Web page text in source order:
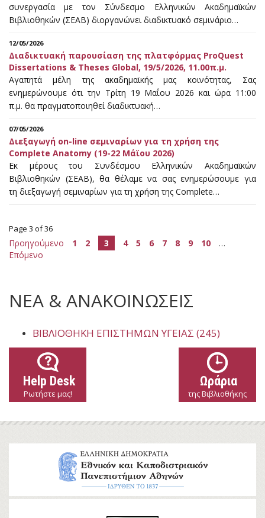
συνεργασία με τον Σύνδεσμο Ελληνικών Ακαδημαϊκών
Βιβλιοθηκών (ΣΕΑΒ) διοργανώνει διαδικτυακό σεμινάριο…
12/05/2026
Διαδικτυακή παρουσίαση της πλατφόρμας ProQuest
Dissertations & Theses Global, 19/5/2026, 11.00π.μ.
Αγαπητά μέλη της ακαδημαϊκής μας κοινότητας, Σας
ενημερώνουμε ότι την Τρίτη 19 Μαΐου 2026 και ώρα 11:00
π.μ. θα πραγματοποιηθεί διαδικτυακή…
07/05/2026
Διεξαγωγή on-line σεμιναρίων για τη χρήση της
Complete Anatomy (19-22 Μάϊου 2026)
Εκ μέρους του Συνδέσμου Ελληνικών Ακαδημαϊκών
Βιβλιοθηκών (ΣΕΑΒ), θα θέλαμε να σας ενημερώσουμε για
τη διεξαγωγή σεμιναρίων για τη χρήση της Complete…
Page 3 of 36
Προηγούμενο 1 2 3 4 5 6 7 8 9 10
…
Επόμενο
ΝΕΑ & ΑΝΑΚΟΙΝΩΣΕΙΣ
ΒΙΒΛΙΟΘΉΚΗ ΕΠΙΣΤΗΜΏΝ ΥΓΕΊΑΣ (245)
Help Desk
Ρωτήστε μας!
Ωράρια
της Βιβλιοθήκης